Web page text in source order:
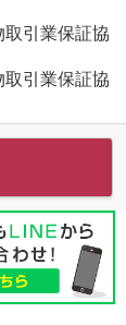
引業保証協
引業保証協